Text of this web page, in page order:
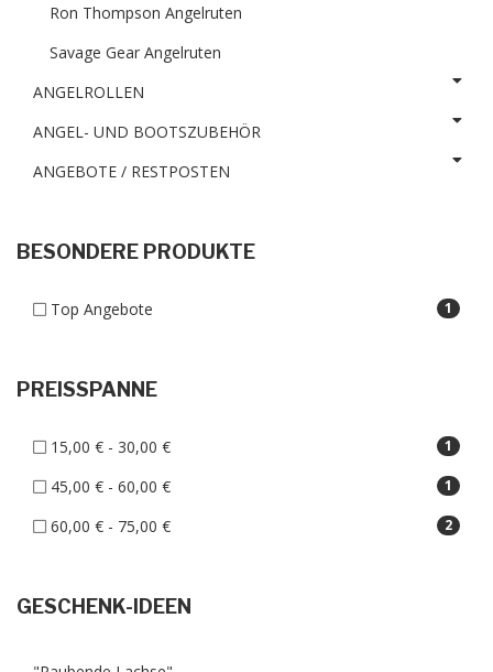
Ron Thompson Angelruten
Savage Gear Angelruten
ANGELROLLEN
ANGEL- UND BOOTSZUBEHÖR
ANGEBOTE / RESTPOSTEN
BESONDERE PRODUKTE
1
Top Angebote
PREISSPANNE
1
15,00 € - 30,00 €
1
45,00 € - 60,00 €
2
60,00 € - 75,00 €
GESCHENK-IDEEN